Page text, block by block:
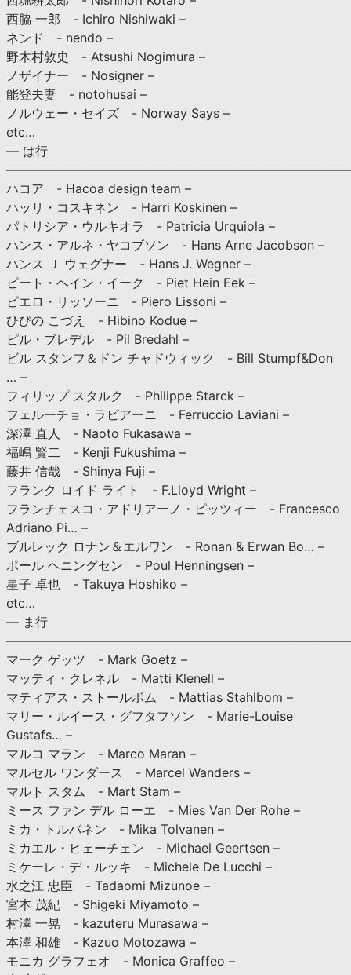
西脇 一郎 - Ichiro Nishiwaki –
ネンド - nendo –
野木村敦史 - Atsushi Nogimura –
ノザイナー - Nosigner –
能登夫妻 - notohusai –
ノルウェー・セイズ - Norway Says –
etc…
— は行
ハコア - Hacoa design team –
ハッリ・コスキネン - Harri Koskinen –
パトリシア・ウルキオラ - Patricia Urquiola –
ハンス・アルネ・ヤコブソン - Hans Arne Jacobson –
ハンス Ｊ ウェグナー - Hans J. Wegner –
ピート・ヘイン・イーク - Piet Hein Eek –
ピエロ・リッソーニ - Piero Lissoni –
ひびの こづえ - Hibino Kodue –
ピル・ブレデル - Pil Bredahl –
ビル スタンフ＆ドン チャドウィック - Bill Stumpf&Don
… –
フィリップ スタルク - Philippe Starck –
フェルーチョ・ラビアーニ - Ferruccio Laviani –
深澤 直人 - Naoto Fukasawa –
福嶋 賢二 - Kenji Fukushima –
藤井 信哉 - Shinya Fuji –
フランク ロイド ライト - F.Lloyd Wright –
フランチェスコ・アドリアーノ・ピッツィー - Francesco
Adriano Pi… –
ブルレック ロナン＆エルワン - Ronan & Erwan Bo… –
ポール ヘニングセン - Poul Henningsen –
星子 卓也 - Takuya Hoshiko –
etc…
— ま行
マーク ゲッツ - Mark Goetz –
マッティ・クレネル - Matti Klenell –
マティアス・ストールボム - Mattias Stahlbom –
マリー・ルイース・グフタフソン - Marie-Louise
Gustafs… –
マルコ マラン - Marco Maran –
マルセル ワンダース - Marcel Wanders –
マルト スタム - Mart Stam –
ミース ファン デル ローエ - Mies Van Der Rohe –
ミカ・トルバネン - Mika Tolvanen –
ミカエル・ヒェーチェン - Michael Geertsen –
ミケーレ・デ・ルッキ - Michele De Lucchi –
水之江 忠臣 - Tadaomi Mizunoe –
宮本 茂紀 - Shigeki Miyamoto –
村澤 一晃 - kazuteru Murasawa –
本澤 和雄 - Kazuo Motozawa –
モニカ グラフェオ - Monica Graffeo –